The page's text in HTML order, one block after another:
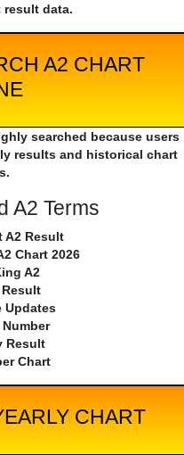
result data.
A2 CHART
searched because users
results and historical chart
A2 Terms
A2 Result
Chart 2026
A2
Updates
Result
Chart
CHART